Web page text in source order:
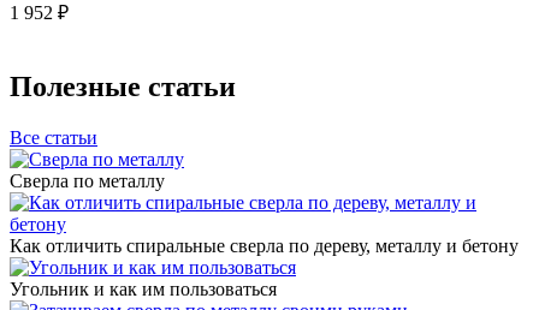
1 952 ₽
Полезные статьи
Все статьи
Сверла по металлу
Как отличить спиральные сверла по дереву, металлу и бетону
Угольник и как им пользоваться